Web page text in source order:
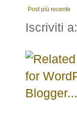
Post più recente
Iscriviti a: